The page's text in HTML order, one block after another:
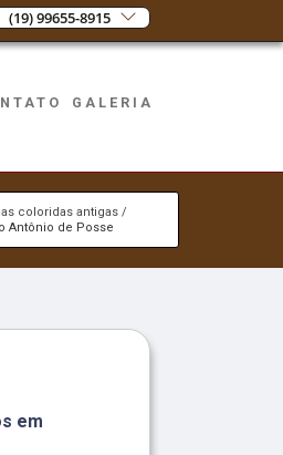
(19) 99655-8915
GALERIA
coloridas antigas
Antônio de Posse
em